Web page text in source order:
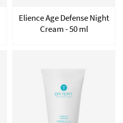
Elience Age Defense Night
Cream - 50 ml